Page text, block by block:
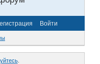
Войти
.